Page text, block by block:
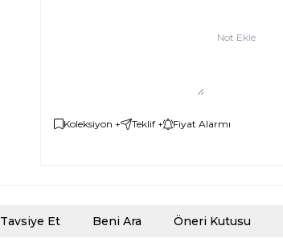
Not Ekle
Koleksiyon + Teklif + Fiyat Alarmı
Tavsiye Et Beni Ara Öneri Kutusu